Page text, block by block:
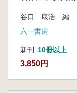
谷口 康浩 編
六一書房
新刊 10冊以上
3,850円